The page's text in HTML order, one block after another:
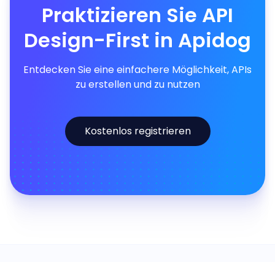
Praktizieren Sie API
Design-First in Apidog
Entdecken Sie eine einfachere Möglichkeit, APIs
zu erstellen und zu nutzen
Kostenlos registrieren